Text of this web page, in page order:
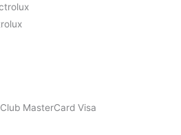
MasterCard Visa